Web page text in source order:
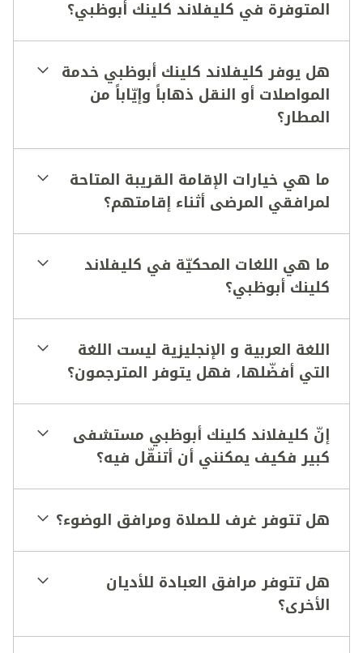
موقع كليفلاند
المتوفرة في كليفلاند كلينك أبوظبي؟
المواقف وخدمات
صفّ السيارات
هل يوفر كليفلاند كلينك أبوظبي خدمة
المواصلات أو النقل ذهاباً وإيّاباً من
المطار؟
خدمات المرضى
من خارج الدولة
ما هي خيارات الإقامة القريبة المتاحة
لمرافقي المرضى أثناء إقامتهم؟
تنزيل ملف PDF هذا.
ما هي اللغات المحكيّة في كليفلاند
كلينك أبوظبي؟
اللغة العربية و الإنجليزية ليست اللغة
التي أفضّلها، فهل يتوفر المترجمون؟
إنّ كليفلاند كلينك أبوظبي مستشفى
كبير فكيف يمكنني أن أتنقّل فيه؟
هل تتوفر غرف للصلاة ومرافق الوضوء؟
هل تتوفر مرافق العبادة للأديان
الأخرى؟